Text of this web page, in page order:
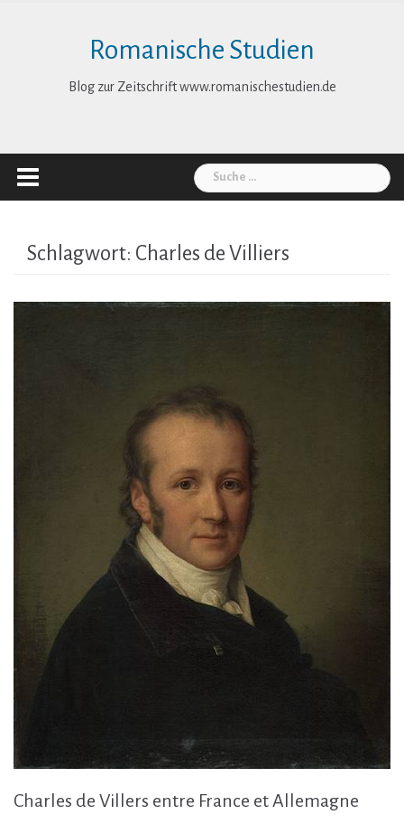
Romanische Studien
Blog zur Zeitschrift www.romanischestudien.de
Suche
nach:
Schlagwort: Charles de Villiers
Charles de Villers entre France et Allemagne